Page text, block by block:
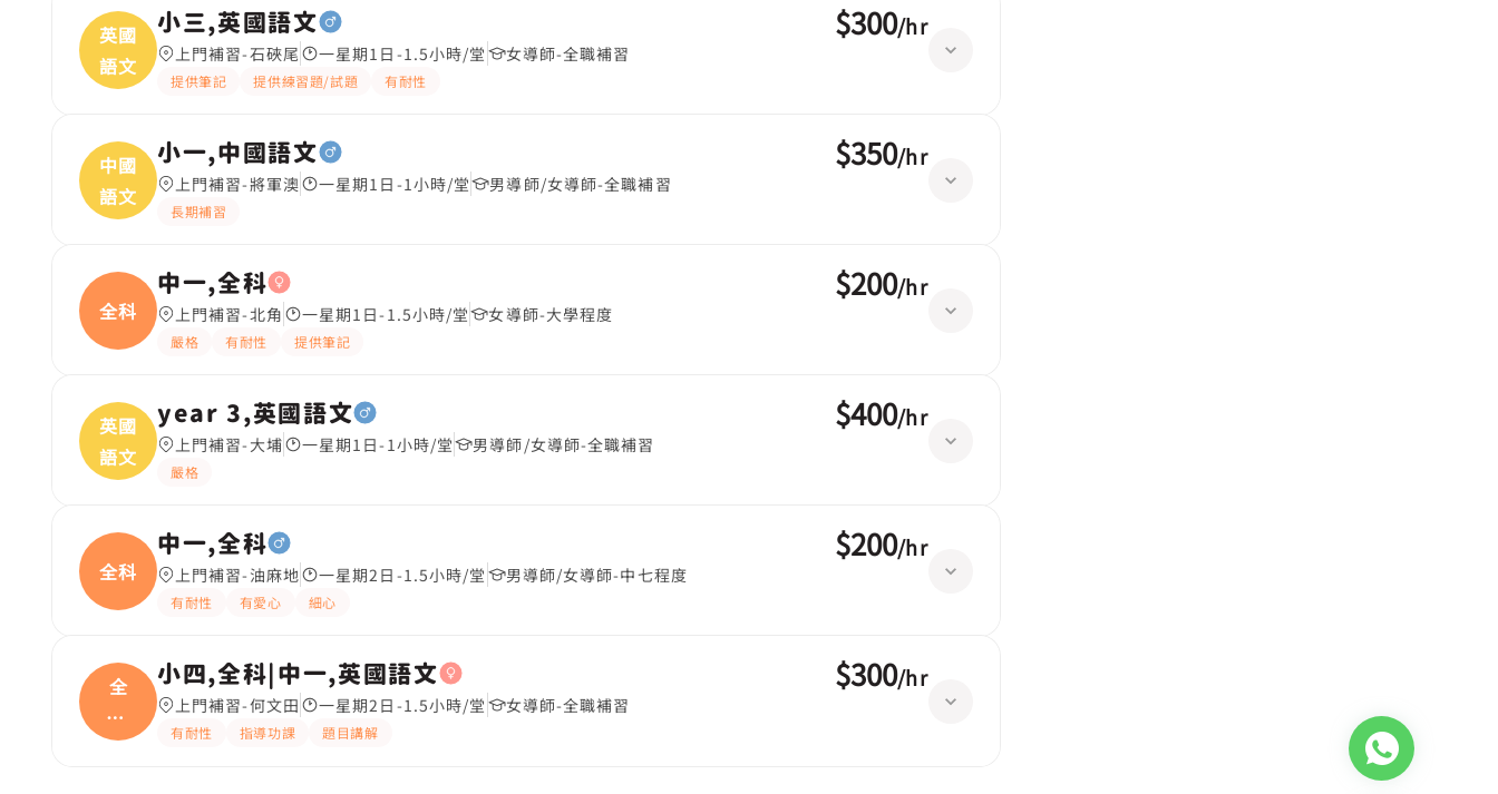
英國
語文
小三,英國語文
上門補習-石硤尾 一星期1日-1.5小時/堂 女導師-全職補習
提供筆記 提供練習題/試題 有耐性
$300/hr
中國
語文
小一,中國語文
上門補習-將軍澳 一星期1日-1小時/堂 男導師/女導師-全職補習
長期補習
$350/hr
全科
中一,全科
上門補習-北角 一星期1日-1.5小時/堂 女導師-大學程度
嚴格 有耐性 提供筆記
$200/hr
英國
語文
year 3,英國語文
上門補習-大埔 一星期1日-1小時/堂 男導師/女導師-全職補習
嚴格
$400/hr
全科
中一,全科
上門補習-油麻地 一星期2日-1.5小時/堂 男導師/女導師-中七程度
有耐性 有愛心 細心
$200/hr
全
科|
中一
小四,全科|中一,英國語文
上門補習-何文田 一星期2日-1.5小時/堂 女導師-全職補習
有耐性 指導功課 題目講解
$300/hr